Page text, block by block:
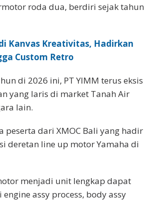
roda dua, berdiri sejak tahun
Kanvas Kreativitas, Hadirkan
Custom Retro
di 2026 ini, PT YIMM terus eksis
yang laris di market Tanah Air
lain.
dari XMOC Bali yang hadir
deretan line up motor Yamaha di
menjadi unit lengkap dapat
assy process, body assy